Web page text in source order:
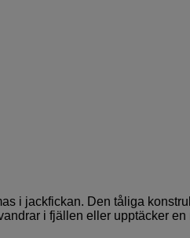
i jackfickan. Den tåliga
i fjällen eller upptäcker